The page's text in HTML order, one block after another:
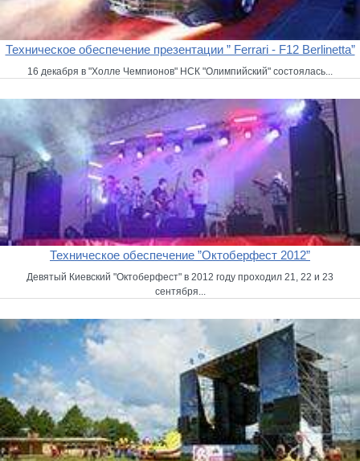
Техническое обеспечение презентации ” Ferrari - F12 Berlinetta”
16 декабря в "Холле Чемпионов" НСК "Олимпийский" состоялась...
Техническое обеспечение ”Октоберфест 2012”
Девятый Киевский "Октоберфест" в 2012 году проходил 21, 22 и 23
сентября...